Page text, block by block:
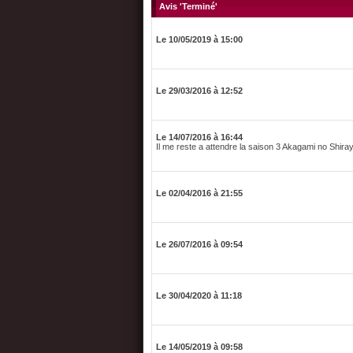
Avis 'Terminé'
Le 10/05/2019 à 15:00
Le 29/03/2016 à 12:52
Le 14/07/2016 à 16:44
Il me reste a attendre la saison 3 Akagami no
Le 02/04/2016 à 21:55
Le 26/07/2016 à 09:54
Le 30/04/2020 à 11:18
Le 14/05/2019 à 09:58